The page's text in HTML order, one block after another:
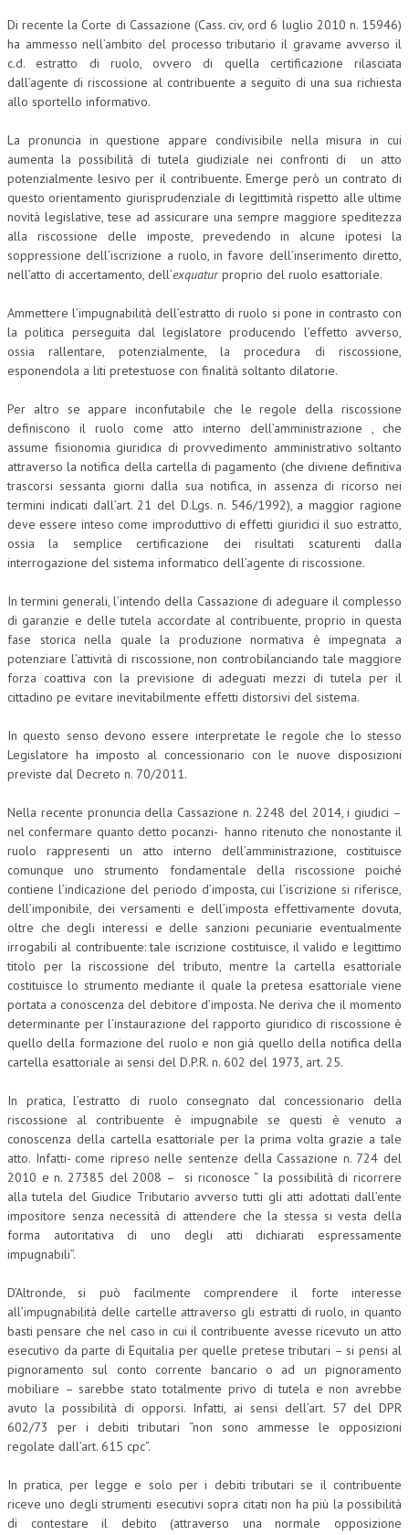
Di recente la Corte di Cassazione (Cass. civ, ord 6 luglio 2010 n. 15946)
ha ammesso nell’ambito del processo tributario il gravame avverso il
c.d. estratto di ruolo, ovvero di quella certificazione rilasciata
dall’agente di riscossione al contribuente a seguito di una sua richiesta
allo sportello informativo.
La pronuncia in questione appare condivisibile nella misura in cui
aumenta la possibilità di tutela giudiziale nei confronti di un atto
potenzialmente lesivo per il contribuente. Emerge però un contrato di
questo orientamento giurisprudenziale di legittimità rispetto alle ultime
novità legislative, tese ad assicurare una sempre maggiore speditezza
alla riscossione delle imposte, prevedendo in alcune ipotesi la
soppressione dell’iscrizione a ruolo, in favore dell’inserimento diretto,
nell’atto di accertamento, dell’exquaturproprio del ruolo esattoriale.
Ammettere l’impugnabilità dell’estratto di ruolo si pone in contrasto con
la politica perseguita dal legislatore producendo l’effetto avverso,
ossia rallentare, potenzialmente, la procedura di riscossione,
esponendola a liti pretestuose con finalità soltanto dilatorie.
Per altro se appare inconfutabile che le regole della riscossione
definiscono il ruolo come atto interno dell’amministrazione , che
assume fisionomia giuridica di provvedimento amministrativo soltanto
attraverso la notifica della cartella di pagamento (che diviene definitiva
trascorsi sessanta giorni dalla sua notifica, in assenza di ricorso nei
termini indicati dall’art. 21 del D.Lgs. n. 546/1992), a maggior ragione
deve essere inteso come improduttivo di effetti giuridici il suo estratto,
ossia la semplice certificazione dei risultati scaturenti dalla
interrogazione del sistema informatico dell’agente di riscossione.
In termini generali, l’intendo della Cassazione di adeguare il complesso
di garanzie e delle tutela accordate al contribuente, proprio in questa
fase storica nella quale la produzione normativa è impegnata a
potenziare l’attività di riscossione, non controbilanciando tale maggiore
forza coattiva con la previsione di adeguati mezzi di tutela per il
cittadino pe evitare inevitabilmente effetti distorsivi del sistema.
In questo senso devono essere interpretate le regole che lo stesso
Legislatore ha imposto al concessionario con le nuove disposizioni
previste dal Decreto n. 70/2011.
Nella recente pronuncia della Cassazione n. 2248 del 2014, i giudici –
nel confermare quanto detto pocanzi- hanno ritenuto che nonostante il
ruolo rappresenti un atto interno dell’amministrazione, costituisce
comunque uno strumento fondamentale della riscossione poiché
contiene l’indicazione del periodo d’imposta, cui l’iscrizione si riferisce,
dell’imponibile, dei versamenti e dell’imposta effettivamente dovuta,
oltre che degli interessi e delle sanzioni pecuniarie eventualmente
irrogabili al contribuente: tale iscrizione costituisce, il valido e legittimo
titolo per la riscossione del tributo, mentre la cartella esattoriale
costituisce lo strumento mediante il quale la pretesa esattoriale viene
portata a conoscenza del debitore d’imposta. Ne deriva che il momento
determinante per l’instaurazione del rapporto giuridico di riscossione è
quello della formazione del ruolo e non già quello della notifica della
cartella esattoriale ai sensi del D.P.R. n. 602 del 1973, art. 25.
In pratica, l’estratto di ruolo consegnato dal concessionario della
riscossione al contribuente è impugnabile se questi è venuto a
conoscenza della cartella esattoriale per la prima volta grazie a tale
atto. Infatti- come ripreso nelle sentenze della Cassazione n. 724 del
2010 e n. 27385 del 2008 – si riconosce “ la possibilità di ricorrere
alla tutela del Giudice Tributario avverso tutti gli atti adottati dall’ente
impositore senza necessità di attendere che la stessa si vesta della
forma autoritativa di uno degli atti dichiarati espressamente
impugnabili”.
D’Altronde, si può facilmente comprendere il forte interesse
all’impugnabilità delle cartelle attraverso gli estratti di ruolo, in quanto
basti pensare che nel caso in cui il contribuente avesse ricevuto un atto
esecutivo da parte di Equitalia per quelle pretese tributari – si pensi al
pignoramento sul conto corrente bancario o ad un pignoramento
mobiliare – sarebbe stato totalmente privo di tutela e non avrebbe
avuto la possibilità di opporsi. Infatti, ai sensi dell’art. 57 del DPR
602/73 per i debiti tributari “non sono ammesse le opposizioni
regolate dall’art. 615 cpc”.
In pratica, per legge e solo per i debiti tributari se il contribuente
riceve uno degli strumenti esecutivi sopra citati non ha più la possibilità
di contestare il debito (attraverso una normale opposizione